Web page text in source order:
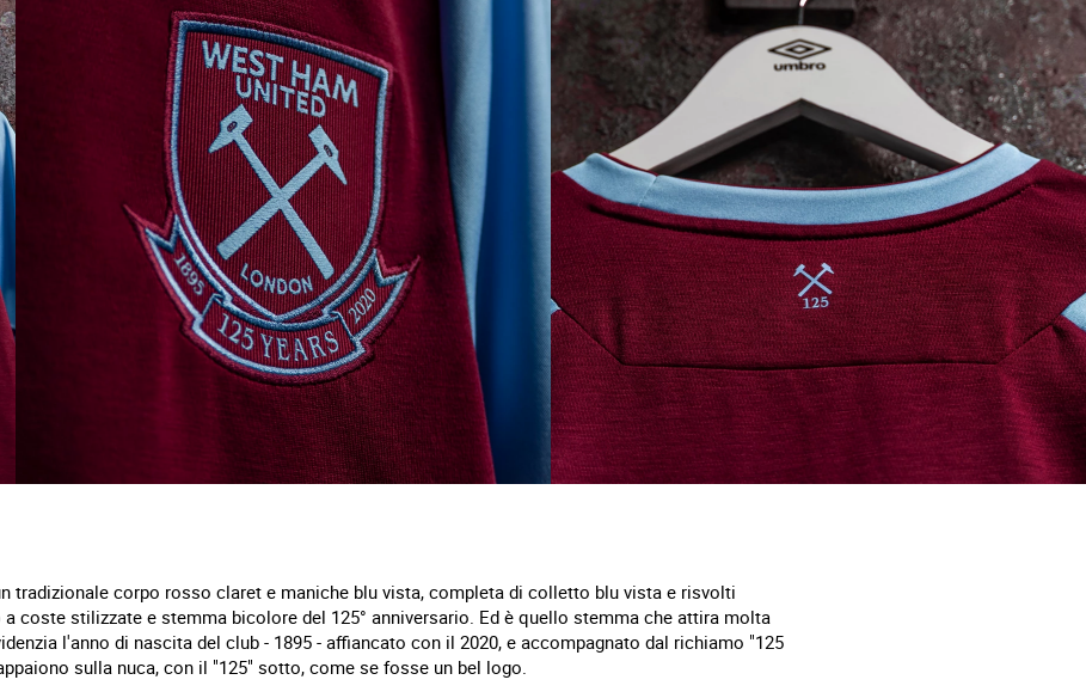
tradizionale corpo rosso claret e maniche blu vista, completa di colletto blu vista e risvolti
coste stilizzate e stemma bicolore del 125° anniversario. Ed è quello stemma che attira molta
l'anno di nascita del club - 1895 - affiancato con il 2020, e accompagnato dal richiamo "125
sulla nuca, con il "125" sotto, come se fosse un bel logo.